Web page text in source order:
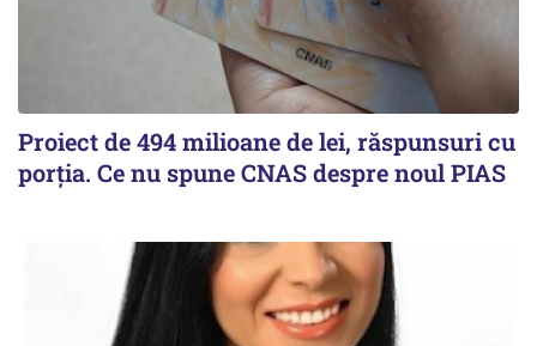
Proiect de 494 milioane de lei, răspunsuri cu
porția. Ce nu spune CNAS despre noul PIAS